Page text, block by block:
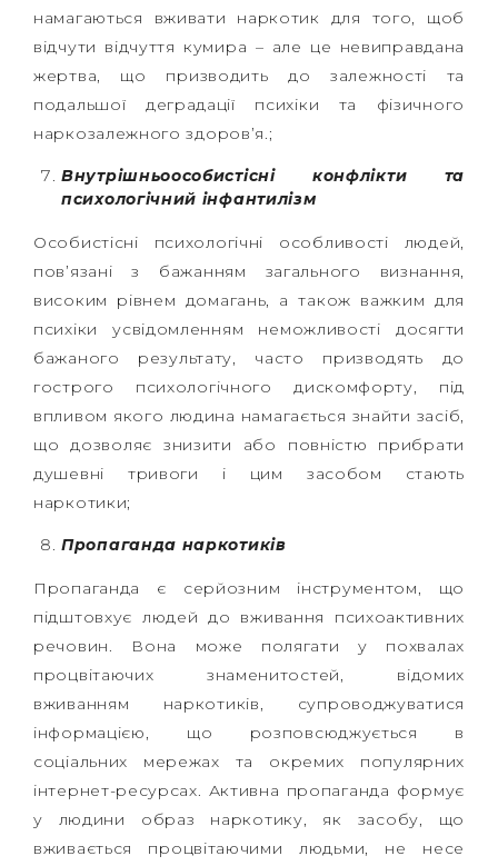
намагаються вживати наркотик для того, щоб
відчути відчуття кумира – але це невиправдана
жертва, що призводить до залежності та
подальшої деградації психіки та фізичного
наркозалежного здоров’я.;
Внутрішньоособистісні конфлікти та
психологічний інфантилізм
Особистісні психологічні особливості людей,
пов’язані з бажанням загального визнання,
високим рівнем домагань, а також важким для
психіки усвідомленням неможливості досягти
бажаного результату, часто призводять до
гострого психологічного дискомфорту, під
впливом якого людина намагається знайти засіб,
що дозволяє знизити або повністю прибрати
душевні тривоги і цим засобом стають
наркотики;
Пропаганда наркотиків
Пропаганда є серйозним інструментом, що
підштовхує людей до вживання психоактивних
речовин. Вона може полягати у похвалах
процвітаючих знаменитостей, відомих
вживанням наркотиків, супроводжуватися
інформацією, що розповсюджується в
соціальних мережах та окремих популярних
інтернет-ресурсах. Активна пропаганда формує
у людини образ наркотику, як засобу, що
вживається процвітаючими людьми, не несе